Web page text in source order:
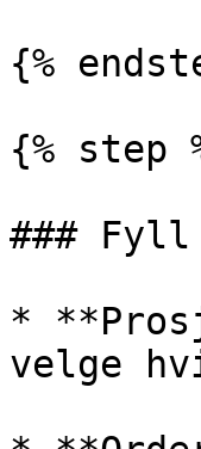
{%
{% step
###
*
velge